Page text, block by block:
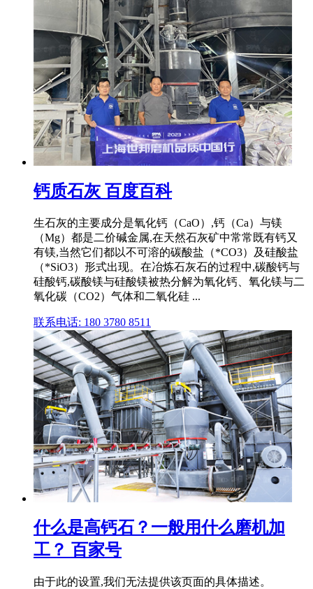
钙质石灰 百度百科
生石灰的主要成分是氧化钙（CaO）,钙（Ca）与镁
（Mg）都是二价碱金属,在天然石灰矿中常常既有钙又
有镁,当然它们都以不可溶的碳酸盐（*CO3）及硅酸盐
（*SiO3）形式出现。在冶炼石灰石的过程中,碳酸钙与
硅酸钙,碳酸镁与硅酸镁被热分解为氧化钙、氧化镁与二
氧化碳（CO2）气体和二氧化硅 ...
联系电话: 180 3780 8511
什么是高钙石？一般用什么磨机加
工？ 百家号
由于此的设置,我们无法提供该页面的具体描述。